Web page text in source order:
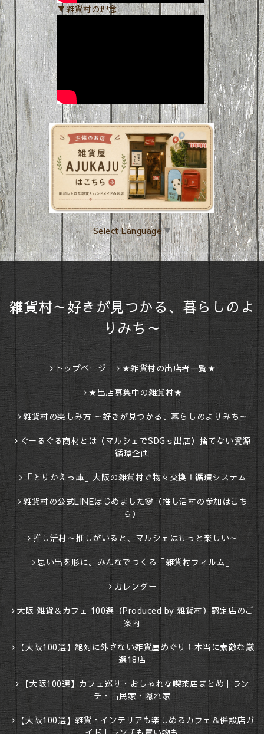
▼雑貨村の理念
Select Language▼
雑貨村～好きが見つかる、暮らしのよ
りみち～
トップページ ★雑貨村の出店者一覧★
★出店募集中の雑貨村★
雑貨村の楽しみ方 ～好きが見つかる、暮らしのよりみち～
ぐーるぐる商材とは（マルシェでSDGｓ出店）捨てない資源
循環企画
「とりかえっ庫」大阪の雑貨村で物々交換！循環システム
雑貨村の公式LINEはじめました🐼（推し活村の参加はこち
ら）
推し活村～推しがいると、マルシェはもっと楽しい～
思い出を形に。みんなでつくる「雑貨村フィルム」
カレンダー
大阪 雑貨＆カフェ 100選（Produced by 雑貨村）認定店のご
案内
【大阪100選】絶対に外さない雑貨屋めぐり！本当に素敵な厳
選18店
【大阪100選】カフェ巡り・おしゃれな喫茶店まとめ｜ラン
チ・古民家・隠れ家
【大阪100選】雑貨・インテリアも楽しめるカフェ＆併設店ガ